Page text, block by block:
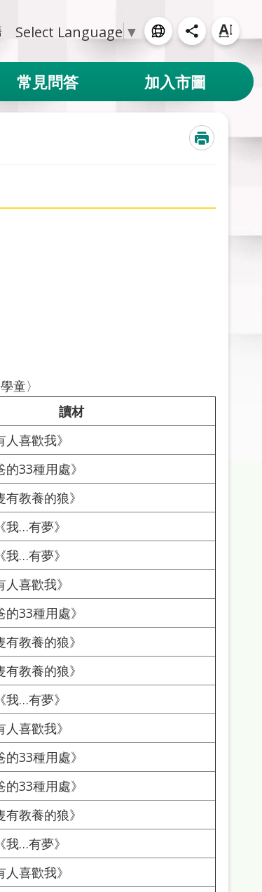
Select Language ▼
常見問答 加入市圖
童〉
讀材
喜歡我》
33種用處》
教養的狼》
…有夢》
…有夢》
喜歡我》
33種用處》
教養的狼》
教養的狼》
…有夢》
喜歡我》
33種用處》
33種用處》
教養的狼》
…有夢》
喜歡我》